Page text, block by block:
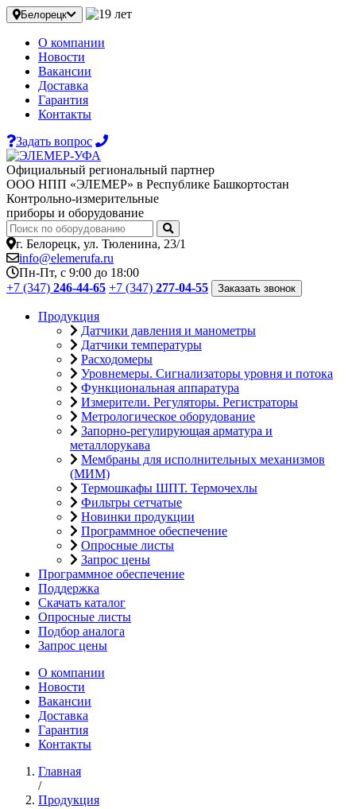
Белорецк
О компании
Новости
Вакансии
Доставка
Гарантия
Контакты
Задать вопрос
Официальный региональный партнер
ООО НПП «ЭЛЕМЕР» в Республике Башкортостан
Контрольно-измерительные
приборы и оборудование
г. Белорецк, ул. Тюленина, 23/1
info@elemerufa.ru
Пн-Пт, с 9:00 до 18:00
+7 (347) 246-44-65 +7 (347) 277-04-55 Заказать звонок
Продукция
Датчики давления и манометры
Датчики температуры
Расходомеры
Уровнемеры. Сигнализаторы уровня и потока
Функциональная аппаратура
Измерители. Регуляторы. Регистраторы
Метрологическое оборудование
Запорно-регулирующая арматура и
металлорукава
Мембраны для исполнительных механизмов
(МИМ)
Термошкафы ШПТ. Термочехлы
Фильтры сетчатые
Новинки продукции
Программное обеспечение
Опросные листы
Запрос цены
Программное обеспечение
Поддержка
Скачать каталог
Опросные листы
Подбор аналога
Запрос цены
О компании
Новости
Вакансии
Доставка
Гарантия
Контакты
Главная
/
Продукция